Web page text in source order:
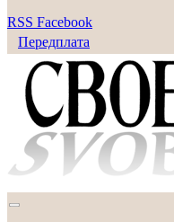
RSS Facebook
Передплата